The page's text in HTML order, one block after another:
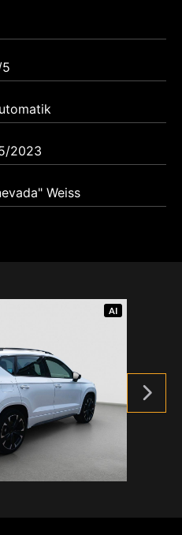
2023
Weiss
AI